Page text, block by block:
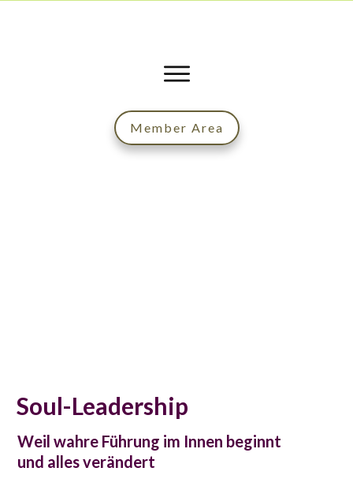
Member Area
Soul-Leadership
Weil wahre Führung im Innen beginnt
und alles verändert